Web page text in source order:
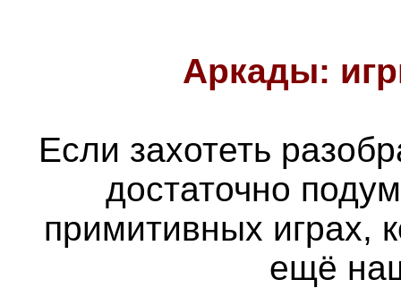
Аркады:
Если захотеть
достаточно
примитивных играх,
ещё